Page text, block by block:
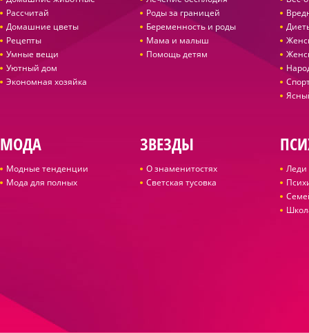
Рассчитай
Домашние цветы
Рецепты
Умные вещи
Уютный дом
Экономная хозяйка
Роды за границей
Беременность и роды
Мама и малыш
Помощь детям
МОДА
Модные тенденции
Мода для полных
ЗВЕЗДЫ
О знаменитостях
Светская тусовка
Леди